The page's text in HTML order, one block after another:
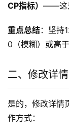
CP指标） ——这
重点总结：坚持
0（模糊）或高
二、修改详
是的，修改详情
作方式：